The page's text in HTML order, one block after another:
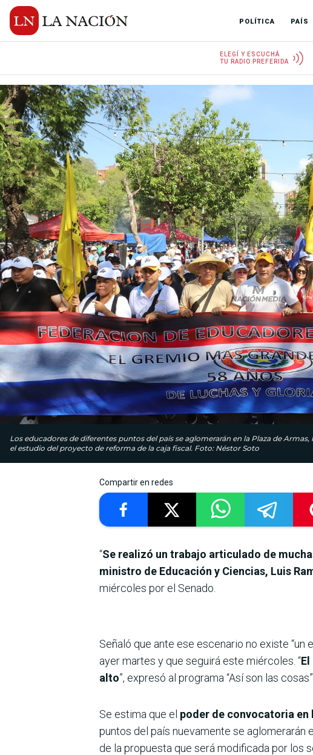
POLÍTICA PAÍS
ELEGÍ Y ESCUCHÁ
TU RADIO PREFERIDA
Los educadores de diferentes puntos del país se aglomerarán en la Plaza de
el estudio del proyecto de reforma de la caja fiscal. Foto: Néstor Soto
Compartir en redes
“Se realizó un trabajo articulado de
ministro de Educación y Ciencias, Luis
miércoles por el Senado.
Señaló que ante ese escenario no existe
ayer martes y que seguirá este miércoles. “
alto”, expresó al programa “Así son las
Se estima que el poder de convocatoria en
puntos del país nuevamente se aglomerarán
de la propuesta que será modificada por los